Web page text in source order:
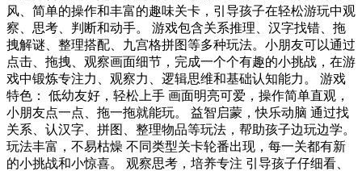
风、简单的操作和丰富的趣味关卡，引导孩子在轻松游玩中观
察、思考、判断和动手。 游戏包含关系推理、汉字找错、拖
拽解谜、整理搭配、九宫格拼图等多种玩法。小朋友可以通过
点击、拖拽、观察画面细节，完成一个个有趣的小挑战，在游
戏中锻炼专注力、观察力、逻辑思维和基础认知能力。 游戏
特色： 低幼友好，轻松上手 画面明亮可爱，操作简单直观，
小朋友点一点、拖一拖就能玩。 益智启蒙，快乐动脑 通过找
关系、认汉字、拼图、整理物品等玩法，帮助孩子边玩边学。
玩法丰富，不易枯燥 不同类型关卡轮番出现，每一关都有新
的小挑战和小惊喜。 观察思考，培养专注 引导孩子仔细看、